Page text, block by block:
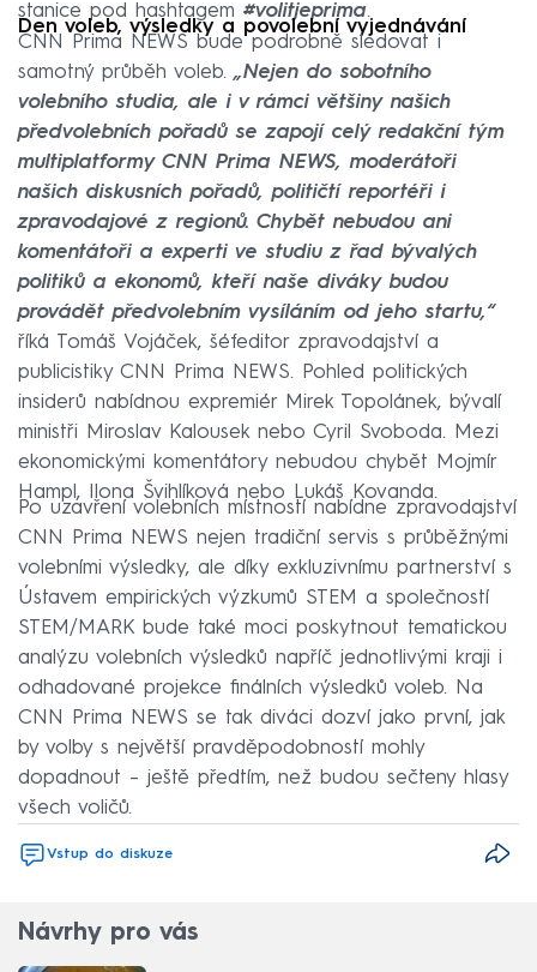
stanice pod hashtagem #volitjeprima.
Den voleb, výsledky a povolební vyjednávání
CNN Prima NEWS bude podrobně sledovat i
samotný průběh voleb.„Nejen do sobotního
volebního studia, ale i v rámci většiny našich
předvolebních pořadů se zapojí celý redakční tým
multiplatformy CNN Prima NEWS, moderátoři
našich diskusních pořadů, političtí reportéři i
zpravodajové z regionů. Chybět nebudou ani
komentátoři a experti ve studiu z řad bývalých
politiků a ekonomů, kteří naše diváky budou
provádět předvolebním vysíláním od jeho startu,“
říká Tomáš Vojáček, šéfeditor zpravodajství a
publicistiky CNN Prima NEWS. Pohled politických
insiderů nabídnou expremiér Mirek Topolánek, bývalí
ministři Miroslav Kalousek nebo Cyril Svoboda. Mezi
ekonomickými komentátory nebudou chybět Mojmír
Hampl, Ilona Švihlíková nebo Lukáš Kovanda.
Po uzavření volebních místností nabídne zpravodajství
CNN Prima NEWS nejen tradiční servis s průběžnými
volebními výsledky, ale díky exkluzivnímu partnerství s
Ústavem empirických výzkumů STEM a společností
STEM/MARK bude také moci poskytnout tematickou
analýzu volebních výsledků napříč jednotlivými kraji i
odhadované projekce finálních výsledků voleb. Na
CNN Prima NEWS se tak diváci dozví jako první, jak
by volby s největší pravděpodobností mohly
dopadnout – ještě předtím, než budou sečteny hlasy
všech voličů.
Vstup do diskuze
Návrhy pro vás